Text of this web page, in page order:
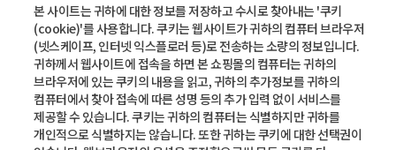
본 사이트는 귀하에 대한 정보를 저장하고 수시로 찾아내는 '쿠키
(cookie)'를 사용합니다. 쿠키는 웹사이트가 귀하의 컴퓨터 브라우저
(넷스케이프, 인터넷 익스플로러 등)로 전송하는 소량의 정보입니다.
귀하께서 웹사이트에 접속을 하면 본 쇼핑몰의 컴퓨터는 귀하의
브라우저에 있는 쿠키의 내용을 읽고, 귀하의 추가정보를 귀하의
컴퓨터에서 찾아 접속에 따른 성명 등의 추가 입력 없이 서비스를
제공할 수 있습니다. 쿠키는 귀하의 컴퓨터는 식별하지만 귀하를
개인적으로 식별하지는 않습니다. 또한 귀하는 쿠키에 대한 선택권이